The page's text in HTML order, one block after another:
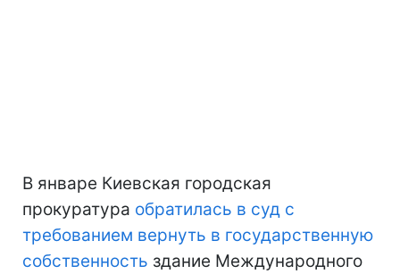
В январе Киевская городская
прокуратура обратилась в суд с
требованием вернуть в государственную
собственность здание Международного